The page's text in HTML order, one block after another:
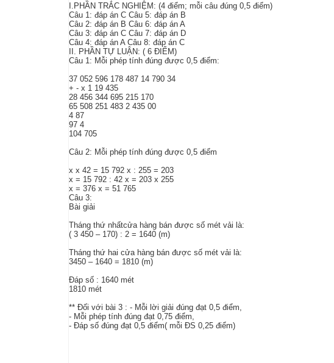
I.PHẦN TRẮC NGHIỆM: (4 điểm; mỗi câu đúng 0,5 điểm)
Câu 1: đáp án C Câu 5: đáp án B
Câu 2: đáp án B Câu 6: đáp án A
Câu 3: đáp án C Câu 7: đáp án D
Câu 4: đáp án A Câu 8: đáp án C
II. PHẦN TỰ LUẬN: ( 6 ĐIỂM)
Câu 1: Mỗi phép tính đúng được 0,5 điểm:
37 052 596 178 487 14 790 34
+ - x 1 19 435
28 456 344 695 215 170
65 508 251 483 2 435 00
4 87
97 4
104 705
Câu 2: Mỗi phép tính đúng được 0,5 điểm
x x 42 = 15 792 x : 255 = 203
x = 15 792 : 42 x = 203 x 255
x = 376 x = 51 765
Câu 3:
Bài giải
Tháng thứ nhấtcửa hàng bán được số mét vải là:
( 3 450 – 170) : 2 = 1640 (m)
Tháng thứ hai cửa hàng bán được số mét vải là:
3450 – 1640 = 1810 (m)
Đáp số : 1640 mét
1810 mét
** Đối với bài 3 : - Mỗi lời giải đúng đạt 0,5 điểm,
- Mỗi phép tính đúng đạt 0,75 điểm,
- Đáp số đúng đạt 0,5 điểm( mỗi ĐS 0,25 điểm)